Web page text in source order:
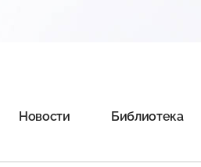
Новости Библиотека